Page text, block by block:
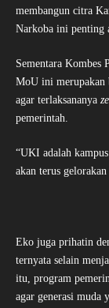
membangun citra
Narkoba ini penting
Sementara Kombes
MoU ini merupakan
agar terlaksananya
pemerintah.
“UKI adalah
akan terus
Eko juga prihatin
ternyata selain
itu, program
agar generasi muda